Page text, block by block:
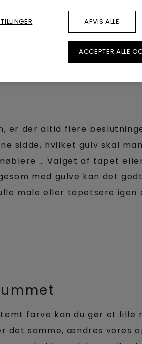
er der altid flere
sidde, hvilket gulv skal
… Valget af tapet
med gulve kan det
male eller tapetsere igen
farve kan du gør et lille
det samme, ændres vores
AFVIS ALLE
ACCEPTER ALLE